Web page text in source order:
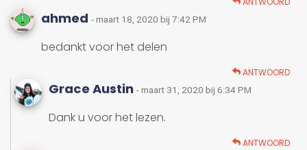
ahmed - maart 18, 2020 bij 7:42 PM
bedankt voor het delen
ANTWOORD
Grace Austin - maart 31, 2020 bij 6:34 PM
Dank u voor het lezen.
ANTWOORD